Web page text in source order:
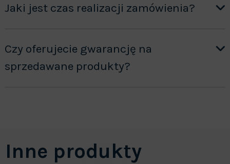
Jaki jest czas realizacji zamówienia?
Czy oferujecie gwarancję na
sprzedawane produkty?
Inne produkty